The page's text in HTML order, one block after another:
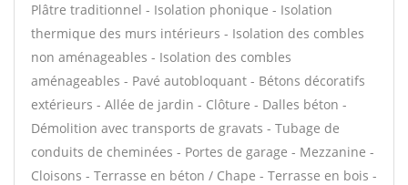
Plâtre traditionnel - Isolation phonique - Isolation
thermique des murs intérieurs - Isolation des combles
non aménageables - Isolation des combles
aménageables - Pavé autobloquant - Bétons décoratifs
extérieurs - Allée de jardin - Clôture - Dalles béton -
Démolition avec transports de gravats - Tubage de
conduits de cheminées - Portes de garage - Mezzanine -
Cloisons - Terrasse en béton / Chape - Terrasse en bois -